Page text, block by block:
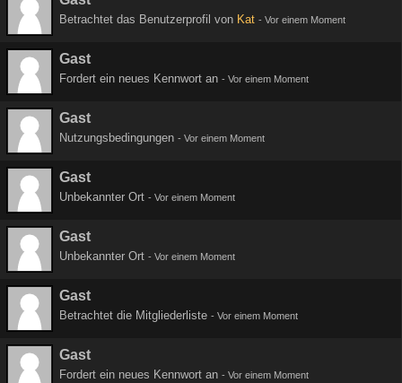
Betrachtet das Benutzerprofil von Kat - Vor einem Moment
Gast
Fordert ein neues Kennwort an - Vor einem Moment
Gast
Nutzungsbedingungen - Vor einem Moment
Gast
Unbekannter Ort - Vor einem Moment
Gast
Unbekannter Ort - Vor einem Moment
Gast
Betrachtet die Mitgliederliste - Vor einem Moment
Gast
Fordert ein neues Kennwort an - Vor einem Moment